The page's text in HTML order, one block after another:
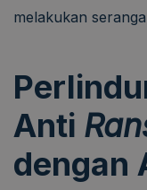
melakukan
Anti
dengan